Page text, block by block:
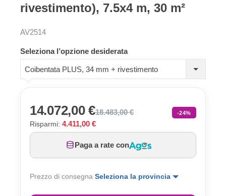
rivestimento), 7.5x4 m, 30 m²
AV2514
Seleziona l’opzione desiderata
Coibentata PLUS, 34 mm + rivestimento
14.072,00 €18.483,00 € -24%
Risparmi: 4.411,00 €
Paga a rate con
Prezzo di consegna Seleziona la provincia